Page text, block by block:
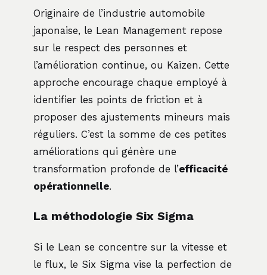
Originaire de l’industrie automobile
japonaise, le Lean Management repose
sur le respect des personnes et
l’amélioration continue, ou Kaizen. Cette
approche encourage chaque employé à
identifier les points de friction et à
proposer des ajustements mineurs mais
réguliers. C’est la somme de ces petites
améliorations qui génère une
transformation profonde de l’efficacité
opérationnelle.
La méthodologie Six Sigma
Si le Lean se concentre sur la vitesse et
le flux, le Six Sigma vise la perfection de